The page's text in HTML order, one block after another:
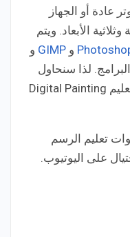
عادة أو الجهاز
الأبعاد. ويتم
و GIMP و
لذا سنحاول
أن نقدم لكم اليوم أفضل قنوات تعليم Digital Painting
تعليم الرسم
على اليوتيوب.